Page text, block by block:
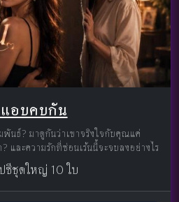
แอบคบกัน
นธ์? มาดูกันว่าเขาจริงใจกับคุณแค่
และความรักที่ซ่อนเร้นนี้จะจบลงอย่างไร
ซีชุดใหญ่ 10 ใบ